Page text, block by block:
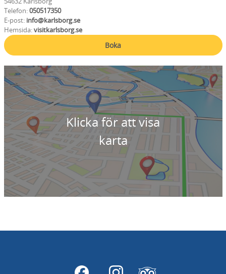
Telefon:050517350
E-post: info@karlsborg.se
Hemsida:visitkarlsborg.se
Boka
Klicka för att visa
karta